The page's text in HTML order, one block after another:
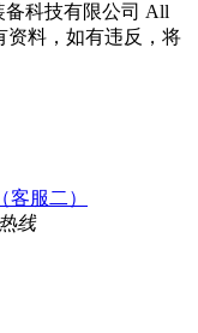
备科技有限公司 All
资料，如有违反，将
客服二）
线